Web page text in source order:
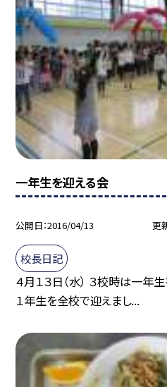
一年生を迎える会
公開日 2016/04/13 更
校長日記
４月１３日（水） ３校時は一年
１年生を全校で迎えまし...